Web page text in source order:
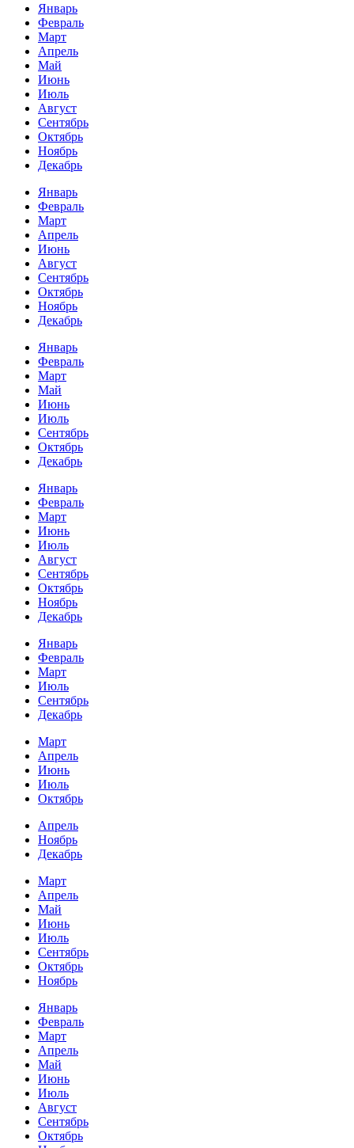
Январь
Февраль
Март
Апрель
Май
Июнь
Июль
Август
Сентябрь
Октябрь
Ноябрь
Декабрь
Январь
Февраль
Март
Апрель
Июнь
Август
Сентябрь
Октябрь
Ноябрь
Декабрь
Январь
Февраль
Март
Май
Июнь
Июль
Сентябрь
Октябрь
Декабрь
Январь
Февраль
Март
Июнь
Июль
Август
Сентябрь
Октябрь
Ноябрь
Декабрь
Январь
Февраль
Март
Июль
Сентябрь
Декабрь
Март
Апрель
Июнь
Июль
Октябрь
Апрель
Ноябрь
Декабрь
Март
Апрель
Май
Июнь
Июль
Сентябрь
Октябрь
Ноябрь
Январь
Февраль
Март
Апрель
Май
Июнь
Июль
Август
Сентябрь
Октябрь